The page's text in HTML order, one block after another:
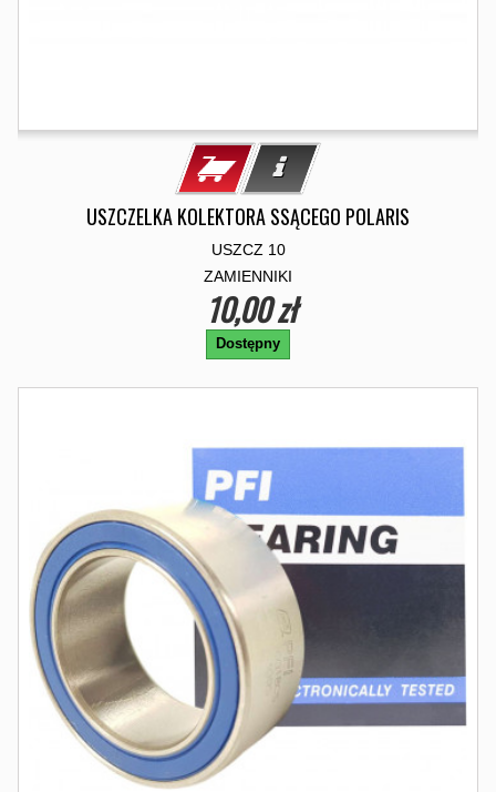
USZCZELKA KOLEKTORA SSĄCEGO POLARIS
USZCZ 10
ZAMIENNIKI
10,00 zł
Dostępny